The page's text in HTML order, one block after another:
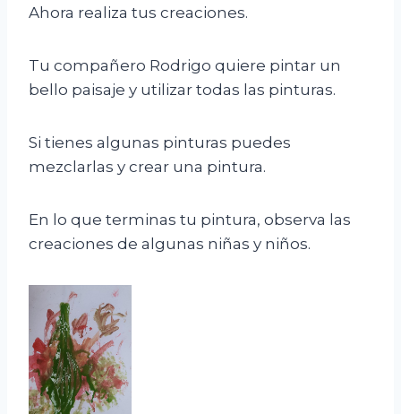
Ahora realiza tus creaciones.
Tu compañero Rodrigo quiere pintar un
bello paisaje y utilizar todas las pinturas.
Si tienes algunas pinturas puedes
mezclarlas y crear una pintura.
En lo que terminas tu pintura, observa las
creaciones de algunas niñas y niños.